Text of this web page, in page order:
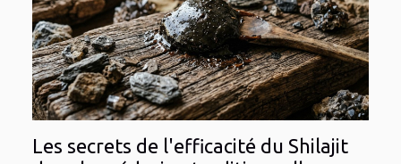
Les secrets de l'efficacité du Shilajit